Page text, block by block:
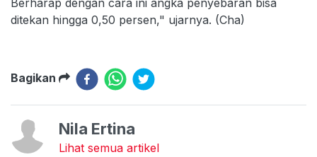
ditekan hingga 0,50 persen," ujarnya. (Cha)
Bagikan
Nila Ertina
Lihat semua artikel